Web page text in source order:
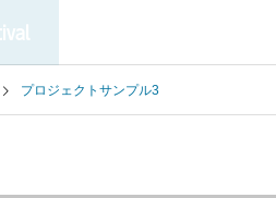
プロジェクトサンプル3